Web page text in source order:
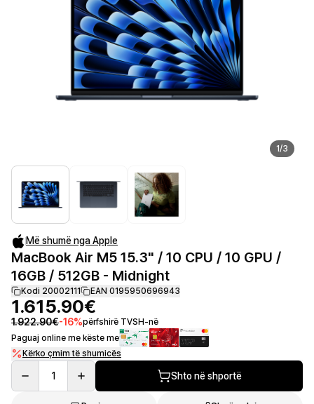
1/3
Më shumë nga Apple
MacBook Air M5 15.3" / 10 CPU / 10 GPU /
16GB / 512GB - Midnight
Kodi 20002111 EAN 0195950696943
1.615.90€
1.922.90€-16%përfshirë TVSH-në
Paguaj online me këste me
Kërko çmim të shumicës
1 Shto në shportë